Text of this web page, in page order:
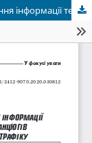
Методика моделювання процесів оброблення інформації телекомунікаційної системи на основі ланцюгів функціональних перетворювачів обсягів трафіку